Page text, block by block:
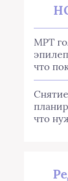
МРТ
что
что